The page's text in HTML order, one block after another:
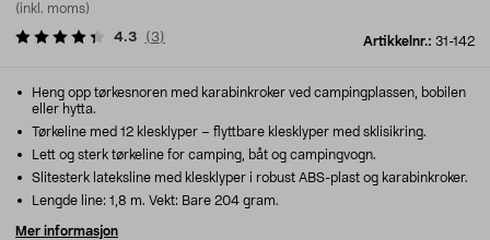
(inkl. moms)
Artikkelnr.: 31-142
4.3 (3)
Heng opp tørkesnoren med karabinkroker ved campingplassen, bobilen
eller hytta.
Tørkeline med 12 klesklyper – flyttbare klesklyper med sklisikring.
Lett og sterk tørkeline for camping, båt og campingvogn.
Slitesterk lateksline med klesklyper i robust ABS-plast og karabinkroker.
Lengde line: 1,8 m. Vekt: Bare 204 gram.
Mer informasjon